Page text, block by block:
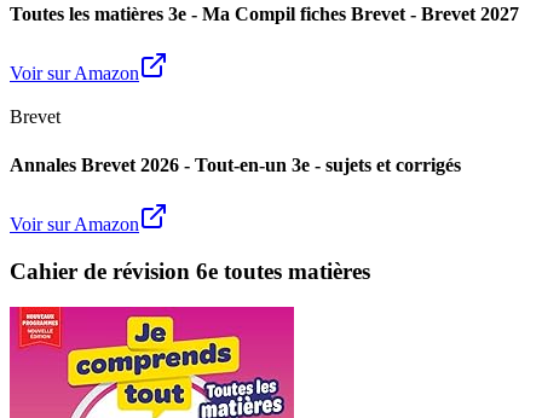
Toutes les matières 3e - Ma Compil fiches Brevet - Brevet 2027
Voir sur Amazon